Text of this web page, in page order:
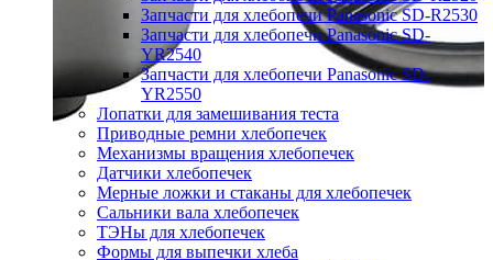
Запчасти для хлебопечи Panasonic SD-R2530
Запчасти для хлебопечи Panasonic SD-
YR2540
Запчасти для хлебопечи Panasonic SD-
YR2550
Лопатки для замешивания теста
Приводные ремни хлебопечек
Механизмы вращения хлебопечек
Датчики хлебопечек
Мерные ложки и стаканы для хлебопечек
Сальники вала хлебопечек
ТЭНы для хлебопечек
Формы для выпечки хлеба